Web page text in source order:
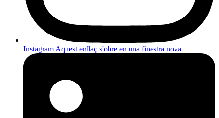
Instagram Aquest enllaç s'obre en una finestra nova